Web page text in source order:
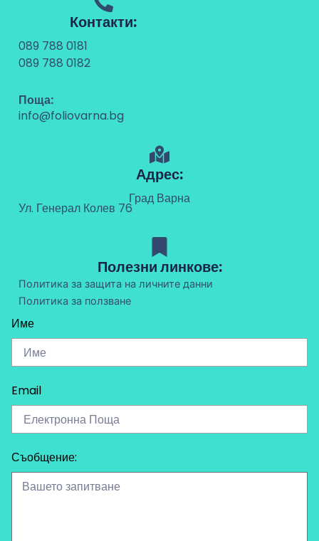
Контакти:
089 788 0181
089 788 0182
Поща:
info@foliovarna.bg
Адрес:
Град Варна
Ул. Генерал Колев 76
Полезни линкове:
Политика за защита на личните данни
Политика за ползване
Име
Email
Съобщение: